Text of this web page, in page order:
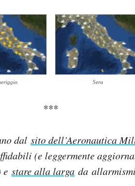
Sera
***
dal sito dell’Aeronautica
(e leggermente
e stare alla larga da